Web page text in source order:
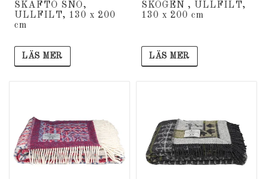
SKAFTÖ SNÖ,
ULLFILT, 130 x 200
cm
LÄS MER
SKOGEN , ULLFILT,
130 x 200 cm
LÄS MER